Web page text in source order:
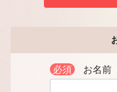
必須 お名前